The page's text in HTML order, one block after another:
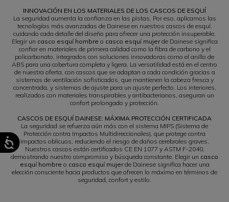
INNOVACIÓN EN LOS MATERIALES DE LOS CASCOS DE ESQUÍ
La seguridad aumenta la confianza en las pistas. Por eso, aplicamos las
tecnologías más avanzadas de Dainese en nuestros cascos de esquí,
cuidando cada detalle del diseño para ofrecer una protección insuperable.
Elegir un casco esquí hombre o casco esquí mujerde Dainese significa
confiar en materiales de primera calidad como la fibra de carbono y el
policarbonato, integrados con soluciones innovadoras como el anillo de
ABS para una cobertura completa y ligera. La versatilidad está en el centro
de nuestra oferta, con cascos que se adaptan a cada condición gracias a
sistemas de ventilación sofisticados, que mantienen la cabeza fresca y
concentrada, y sistemas de ajuste para un ajuste perfecto. Los interiores,
realizados con materiales transpirables y antibacterianos, aseguran un
confort prolongado y protección.
CASCOS DE ESQUÍ DAINESE: MÁXIMA PROTECCIÓN CERTIFICADA
La seguridad se refuerza aún más con el sistema MIPS (Sistema de
Protección contra Impactos Multidireccionales), que protege contra
impactos oblicuos, reduciendo el riesgo de daños cerebrales graves.
Nuestros cascos están certificados CE EN 1077 y ASTM F-2040,
demostrando nuestro compromiso y búsqueda constante. Elegir un casco
esquí hombre o casco esquí mujerde Dainese significa hacer una
elección consciente hacia productos que ofrecen lo máximo en términos de
seguridad, confort y estilo.